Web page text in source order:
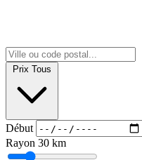
Prix Tous
Début
Rayon 30 km